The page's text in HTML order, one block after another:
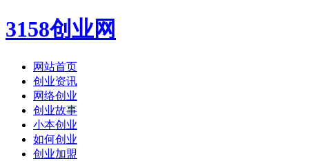
3158创业网
网站首页
创业资讯
网络创业
创业故事
小本创业
如何创业
创业加盟